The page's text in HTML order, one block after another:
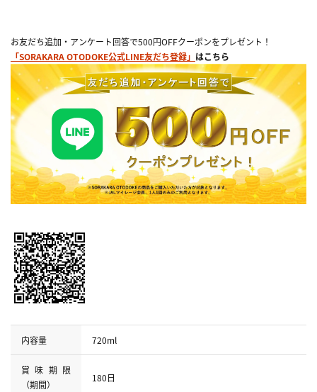
お友だち追加・アンケート回答で500円OFFクーポンをプレゼント！
「SORAKARA OTODOKE公式LINE友だち登録」 はこちら
内容量 720ml
賞味期限
（期間）
180日